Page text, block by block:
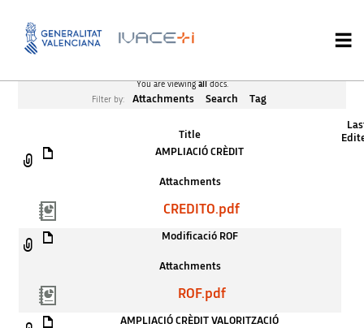
You are viewing all
docs.
Filter by:
Attachments Search Tag
Title
AMPLIACIÓ CRÈDIT
Attachments
CREDITO.pdf
Modificació ROF
Attachments
ROF.pdf
AMPLIACIÓ CRÈDIT VALORITZACIÓ